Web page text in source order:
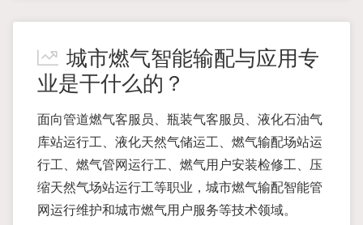
城市燃气智能输配与应用专
业是干什么的？
面向管道燃气客服员、瓶装气客服员、液化石油气
库站运行工、液化天然气储运工、燃气输配场站运
行工、燃气管网运行工、燃气用户安装检修工、压
缩天然气场站运行工等职业，城市燃气输配智能管
网运行维护和城市燃气用户服务等技术领域。